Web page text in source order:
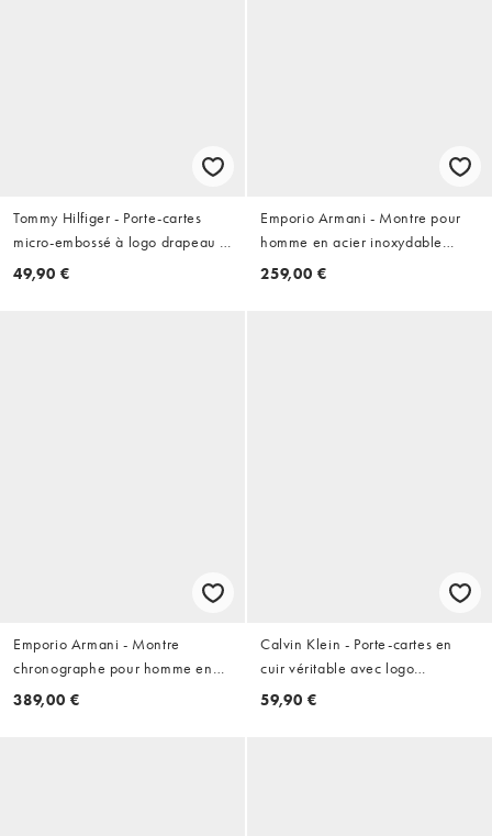
Tommy Hilfiger - Porte-cartes
micro-embossé à logo drapeau -
Bleu marine
49,90 €
Emporio Armani - Montre pour
homme en acier inoxydable
bicolore à trois aiguilles -
259,00 €
Emporio Armani - Montre
chronographe pour homme en
acier inoxydable - Argenté
389,00 €
Calvin Klein - Porte-cartes en
cuir véritable avec logo
emblématique - Noir
59,90 €